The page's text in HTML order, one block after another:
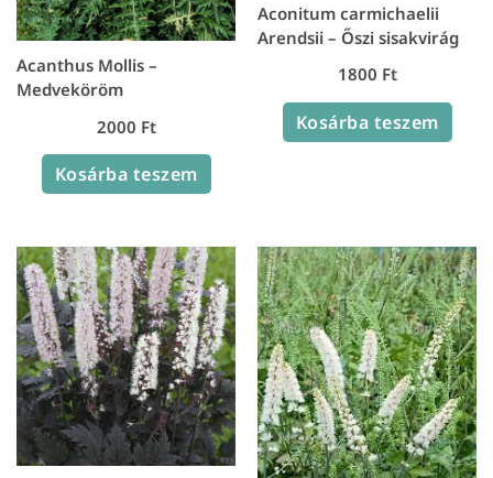
Acanthus Mollis –
Medveköröm
2000 Ft
Kosárba teszem
Aconitum carmichaelii
Arendsii – Őszi sisakvirág
1800 Ft
Kosárba teszem